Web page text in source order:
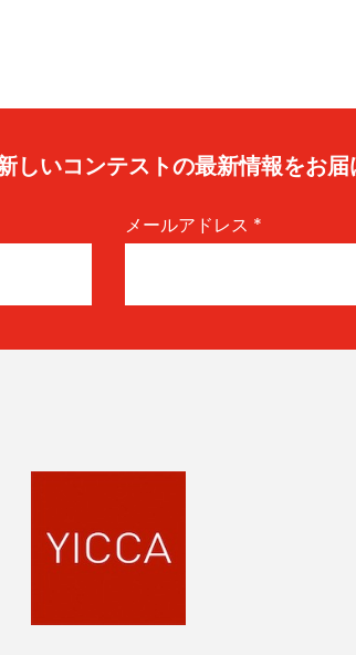
しいコンテストの最新情報をお届
メールアドレス *